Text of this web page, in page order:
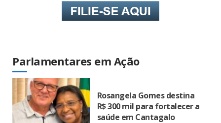
Parlamentares em Ação
Rosangela Gomes destina
R$ 300 mil para fortalecer a
saúde em Cantagalo